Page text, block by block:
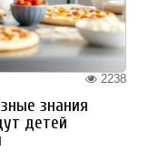
2238
знания
детей